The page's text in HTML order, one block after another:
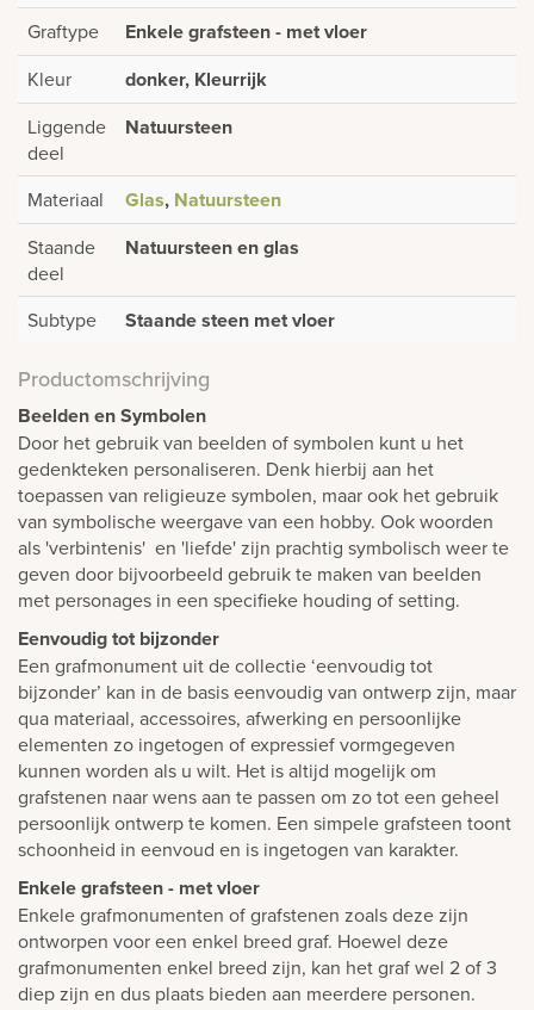
Graftype Enkele grafsteen - met vloer
Kleur donker, Kleurrijk
Liggende
deel
Natuursteen
Materiaal Glas, Natuursteen
Staande
deel
Natuursteen en glas
Subtype Staande steen met vloer
Productomschrijving
Beelden en Symbolen
Door het gebruik van beelden of symbolen kunt u het
gedenkteken personaliseren. Denk hierbij aan het
toepassen van religieuze symbolen, maar ook het gebruik
van symbolische weergave van een hobby. Ook woorden
als 'verbintenis' en 'liefde' zijn prachtig symbolisch weer te
geven door bijvoorbeeld gebruik te maken van beelden
met personages in een specifieke houding of setting.
Eenvoudig tot bijzonder
Een grafmonument uit de collectie ‘eenvoudig tot
bijzonder’ kan in de basis eenvoudig van ontwerp zijn, maar
qua materiaal, accessoires, afwerking en persoonlijke
elementen zo ingetogen of expressief vormgegeven
kunnen worden als u wilt. Het is altijd mogelijk om
grafstenen naar wens aan te passen om zo tot een geheel
persoonlijk ontwerp te komen. Een simpele grafsteen toont
schoonheid in eenvoud en is ingetogen van karakter.
Enkele grafsteen - met vloer
Enkele grafmonumenten of grafstenen zoals deze zijn
ontworpen voor een enkel breed graf. Hoewel deze
grafmonumenten enkel breed zijn, kan het graf wel 2 of 3
diep zijn en dus plaats bieden aan meerdere personen.